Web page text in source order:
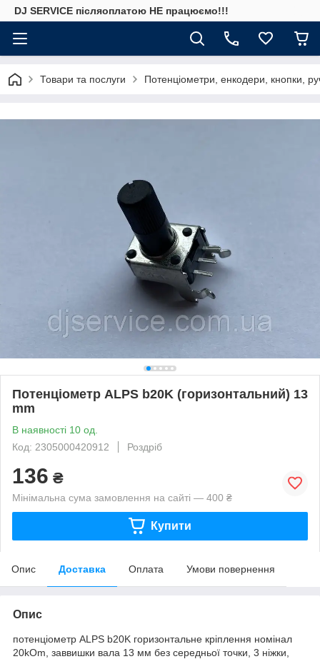
DJ SERVICE пiсляоплатою НЕ працюємо!!!
Товари та послуги Потенціометри, енкодери, кнопки,
Потенціометр ALPS b20K (горизонтальний) 13
mm
В наявності 10 од.
Код: 2305000420912
Роздріб
136 ₴
Мінімальна сума замовлення на сайті — 400 ₴
Купити
Опис Доставка Оплата Умови повернення
Опис
потенціометр ALPS b20K горизонтальне кріплення номінал
20kOm, заввишки вала 13 мм без середньої точки, 3 ніжки,